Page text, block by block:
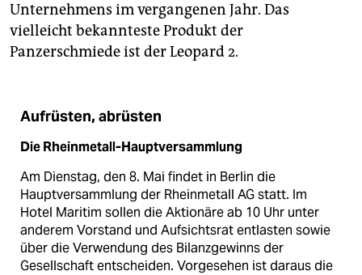
Unternehmens im vergangenen Jahr. Das
vielleicht bekannteste Produkt der
Panzerschmiede ist der Leopard 2.
Aufrüsten, abrüsten
Die Rheinmetall-Hauptversammlung
Am Dienstag, den 8. Mai findet in Berlin die
Hauptversammlung der Rheinmetall AG statt. Im
Hotel Maritim sollen die Aktionäre ab 10 Uhr unter
anderem Vorstand und Aufsichtsrat entlasten sowie
über die Verwendung des Bilanzgewinns der
Gesellschaft entscheiden. Vorgesehen ist daraus die